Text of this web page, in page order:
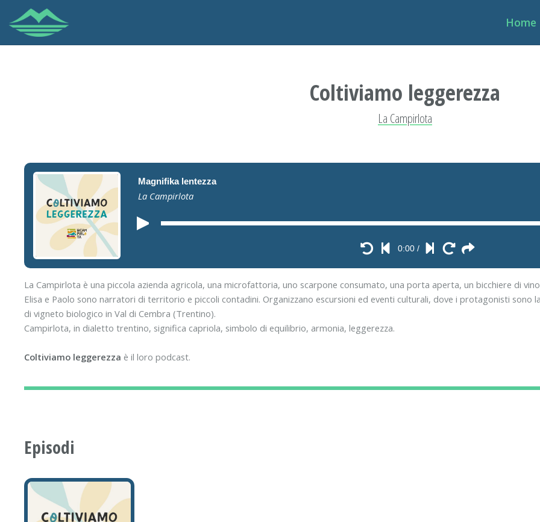
Home
Coltiviamo leggerezza
La Campirlota
Magnifika lentezza
La Campirlota
0:00 /
La Campirlota è una piccola azienda agricola, una microfattoria, uno scarpone consumato, una porta aperta, un bicchiere di
Elisa e Paolo sono narratori di territorio e piccoli contadini. Organizzano escursioni ed eventi culturali, dove i protagonisti
di vigneto biologico in Val di Cembra (Trentino).
Campirlota, in dialetto trentino, significa capriola, simbolo di equilibrio, armonia, leggerezza.
Coltiviamo leggerezza è il loro podcast.
Episodi